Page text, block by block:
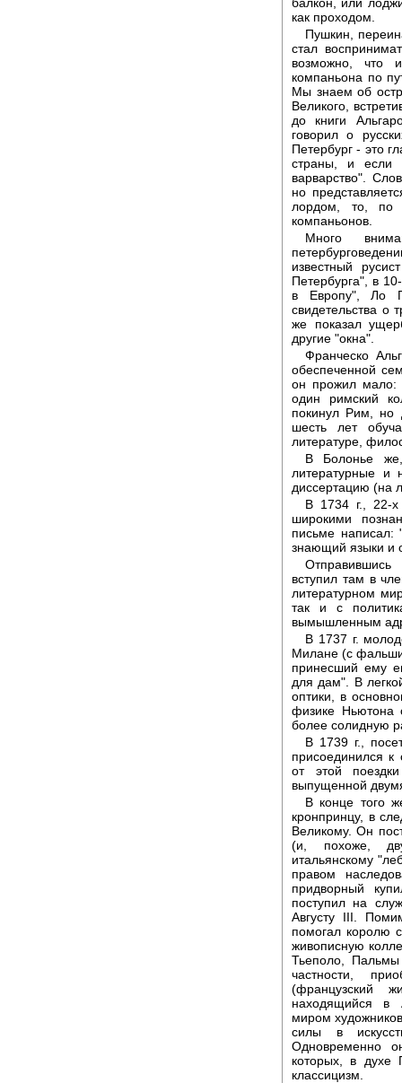
как проходом.
Пушкин,
стал
возможно, что
компаньона по
Мы знаем об
Великого,
до книги
говорил о
Петербург - это
страны, и если
варварство".
но
лордом, то, по
компаньонов.
Много
известный
Петербурга", в
в Европу", Ло
свидетельства о
же показал
другие "окна".
Франческо
обеспеченной
он прожил мало:
один римский
покинул Рим, но
шесть лет
литературе,
В Болонье
литературные и
диссертацию (на
В 1734 г., 22-
широкими
письме написал:
знающий языки и
вступил там в
литературном
так и с
вымышленным
В 1737 г.
Милане (с
принесший ему
для дам". В
оптики, в
физике Ньютона
более солидную
В 1739 г.,
присоединился к
от этой
выпущенной
В конце того
кронпринцу, в
Великому. Он
(и, похоже,
итальянскому
правом
придворный
поступил на
Августу III.
помогал королю
живописную
Тьеполо,
частности,
(французский
находящийся в
миром
силы в
Одновременно
которых, в духе
классицизм.